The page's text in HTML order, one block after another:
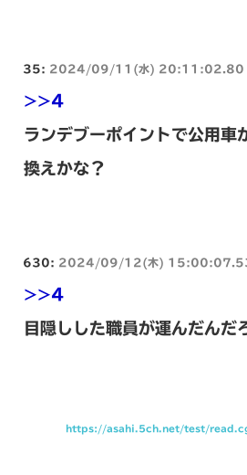
35: 2024/09/11(水) 20:11:02.80
>>4
ランデブーポイントで公用車
換えかな？
630: 2024/09/12(木)
>>4
目隠しした職員が運んだんだ
https://asahi.5ch.net/test/